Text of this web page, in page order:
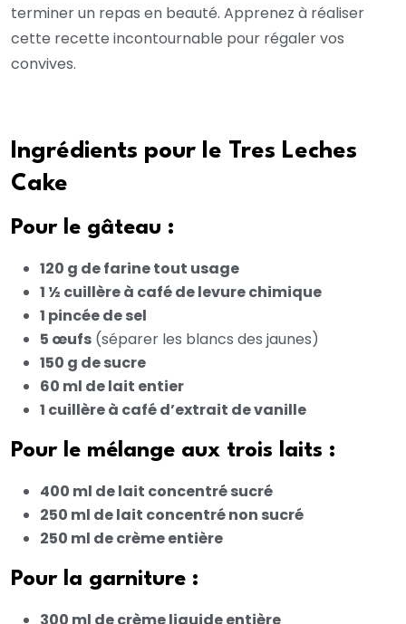
terminer un repas en beauté. Apprenez à réaliser
cette recette incontournable pour régaler vos
convives.
Ingrédients pour le Tres Leches
Cake
Pour le gâteau :
120 g de farine tout usage
1 ½ cuillère à café de levure chimique
1 pincée de sel
5 œufs (séparer les blancs des jaunes)
150 g de sucre
60 ml de lait entier
1 cuillère à café d’extrait de vanille
Pour le mélange aux trois laits :
400 ml de lait concentré sucré
250 ml de lait concentré non sucré
250 ml de crème entière
Pour la garniture :